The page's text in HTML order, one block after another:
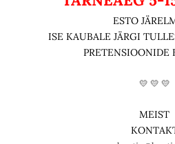
ESTO
ISE KAUBALE JÄRGI
PRETENSIOONIDE
💛 💛 💛
MEIST